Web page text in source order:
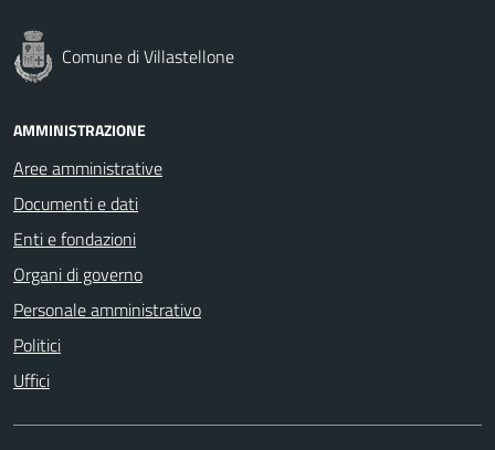
Comune di Villastellone
AMMINISTRAZIONE
Aree amministrative
Documenti e dati
Enti e fondazioni
Organi di governo
Personale amministrativo
Politici
Uffici